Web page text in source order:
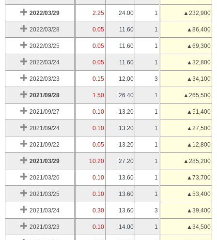
2022/03/29 2.25 24.00 1 ▲232,900
2022/03/28 0.05 11.60 1 ▲86,400
2022/03/25 0.05 11.60 1 ▲69,300
2022/03/24 0.05 11.60 1 ▲32,800
2022/03/23 0.15 12.00 3 ▲34,100
2021/09/28 1.50 26.40 1 ▲265,500
2021/09/27 0.10 13.20 1 ▲51,400
2021/09/24 0.10 13.20 1 ▲27,500
2021/09/22 0.05 13.20 1 ▲12,800
2021/03/29 10.20 27.20 1 ▲285,200
2021/03/26 0.10 13.60 1 ▲73,700
2021/03/25 0.10 13.60 1 ▲53,400
2021/03/24 0.30 13.60 3 ▲39,400
2021/03/23 0.10 14.00 1 ▲34,500